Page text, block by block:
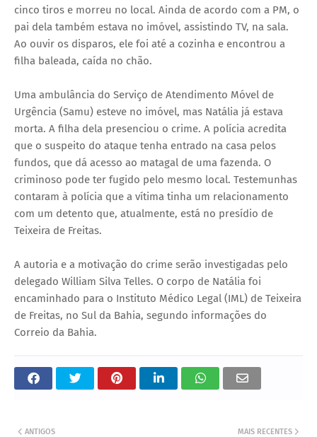
cinco tiros e morreu no local. Ainda de acordo com a PM, o
pai dela também estava no imóvel, assistindo TV, na sala.
Ao ouvir os disparos, ele foi até a cozinha e encontrou a
filha baleada, caída no chão.
Uma ambulância do Serviço de Atendimento Móvel de
Urgência (Samu) esteve no imóvel, mas Natália já estava
morta. A filha dela presenciou o crime. A polícia acredita
que o suspeito do ataque tenha entrado na casa pelos
fundos, que dá acesso ao matagal de uma fazenda. O
criminoso pode ter fugido pelo mesmo local. Testemunhas
contaram à polícia que a vítima tinha um relacionamento
com um detento que, atualmente, está no presídio de
Teixeira de Freitas.
A autoria e a motivação do crime serão investigadas pelo
delegado William Silva Telles. O corpo de Natália foi
encaminhado para o Instituto Médico Legal (IML) de Teixeira
de Freitas, no Sul da Bahia, segundo informações do
Correio da Bahia.
MAIS RECENTES
ANTIGOS